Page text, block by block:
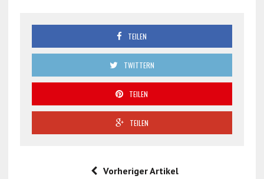
TEILEN
TWITTERN
TEILEN
TEILEN
Vorheriger Artikel